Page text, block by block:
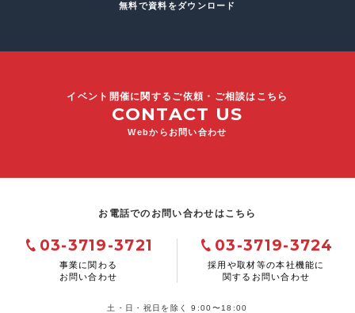
無料で資料をダウンロード
イベント開催に関するご依頼・ご相談はこちら
CONTACT US
Webからお問い合わせ
お電話でのお問い合わせはこちら
03-3719-3721
事業に関わる
お問い合わせ
03-3719-3724
採用や取材等の本社機能に
関するお問い合わせ
土・日・祝日を除く 9:00〜18:00